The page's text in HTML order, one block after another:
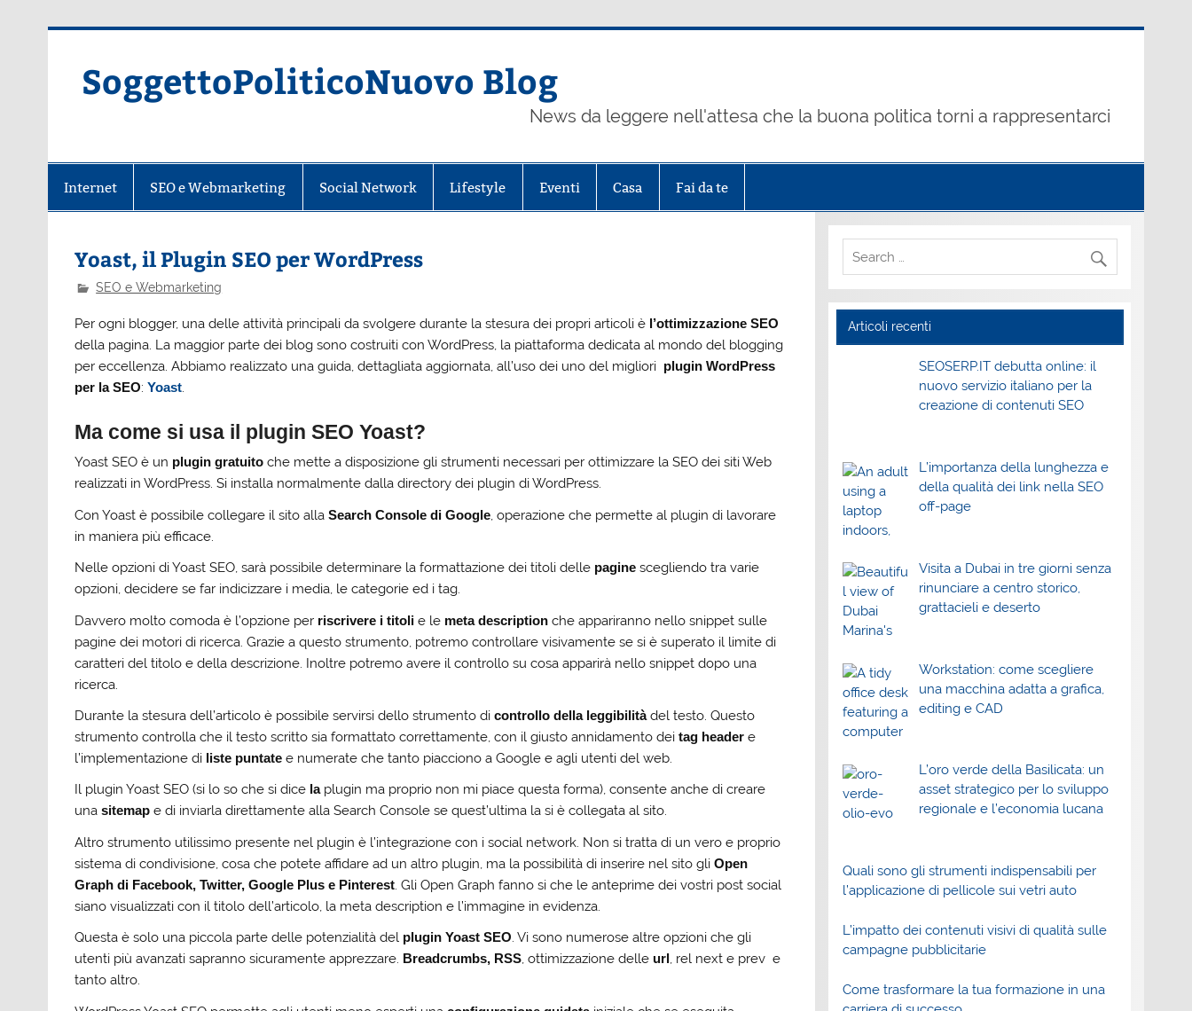
SoggettoPoliticoNuovo Blog
News da leggere nell'attesa che la buona politica torni a rappresentarci
Internet SEO e Webmarketing Social Network Lifestyle Eventi Casa Fai da te
Yoast, il Plugin SEO per WordPress
SEO e Webmarketing
Per ogni blogger, una delle attività principali da svolgere durante la stesura dei propri articoli è l’ottimizzazione SEO
della pagina. La maggior parte dei blog sono costruiti con WordPress, la piattaforma dedicata al mondo del blogging
per eccellenza. Abbiamo realizzato una guida, dettagliata aggiornata, all’uso dei uno del migliori plugin WordPress
per la SEO:Yoast.
Ma come si usa il plugin SEO Yoast?
Yoast SEO è un plugin gratuito che mette a disposizione gli strumenti necessari per ottimizzare la SEO dei siti Web
realizzati in WordPress. Si installa normalmente dalla directory dei plugin di WordPress.
Con Yoast è possibile collegare il sito allaSearch Console di Google, operazione che permette al plugin di lavorare
in maniera più efficace.
Nelle opzioni di Yoast SEO, sarà possibile determinare la formattazione dei titoli delle pagine scegliendo tra varie
opzioni, decidere se far indicizzare i media, le categorie ed i tag.
Davvero molto comoda è l’opzione per riscrivere i titoli e le meta description che appariranno nello snippet sulle
pagine dei motori di ricerca. Grazie a questo strumento, potremo controllare visivamente se si è superato il limite di
caratteri del titolo e della descrizione. Inoltre potremo avere il controllo su cosa apparirà nello snippet dopo una
ricerca.
Durante la stesura dell’articolo è possibile servirsi dello strumento dicontrollo della leggibilitàdel testo. Questo
strumento controlla che il testo scritto sia formattato correttamente, con il giusto annidamento deitag header e
l’implementazione di liste puntate e numerate che tanto piacciono a Google e agli utenti del web.
Il plugin Yoast SEO (si lo so che si dice laplugin ma proprio non mi piace questa forma), consente anche di creare
unasitemap e di inviarla direttamente alla Search Console se quest’ultima la si è collegata al sito.
Altro strumento utilissimo presente nel plugin è l’integrazione con i social network. Non si tratta di un vero e proprio
sistema di condivisione, cosa che potete affidare ad un altro plugin, ma la possibilità di inserire nel sito gliOpen
Graph di Facebook, Twitter, Google Plus e Pinterest. Gli Open Graph fanno si che le anteprime dei vostri post social
siano visualizzati con il titolo dell’articolo, la meta description e l’immagine in evidenza.
Questa è solo una piccola parte delle potenzialità del plugin Yoast SEO. Vi sono numerose altre opzioni che gli
utenti più avanzati sapranno sicuramente apprezzare. Breadcrumbs, RSS, ottimizzazione delle url, rel next e prev e
tanto altro.
Articoli recenti
SEOSERP.IT debutta online: il
nuovo servizio italiano per la
creazione di contenuti SEO
L’importanza della lunghezza e
della qualità dei link nella SEO
off-page
Visita a Dubai in tre giorni senza
rinunciare a centro storico,
grattacieli e deserto
Workstation: come scegliere
una macchina adatta a grafica,
editing e CAD
L’oro verde della Basilicata: un
asset strategico per lo sviluppo
regionale e l’economia lucana
Quali sono gli strumenti indispensabili per
l’applicazione di pellicole sui vetri auto
L’impatto dei contenuti visivi di qualità sulle
campagne pubblicitarie
Come trasformare la tua formazione in una